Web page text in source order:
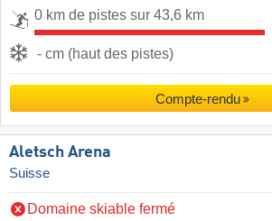
0 km de pistes sur 43,6 km
- cm (haut des pistes)
Compte-rendu
Aletsch Arena
Suisse
Domaine skiable fermé